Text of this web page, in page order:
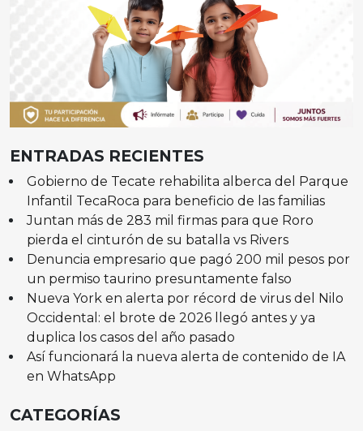
ENTRADAS RECIENTES
Gobierno de Tecate rehabilita alberca del Parque
Infantil TecaRoca para beneficio de las familias
Juntan más de 283 mil firmas para que Roro
pierda el cinturón de su batalla vs Rivers
Denuncia empresario que pagó 200 mil pesos por
un permiso taurino presuntamente falso
Nueva York en alerta por récord de virus del Nilo
Occidental: el brote de 2026 llegó antes y ya
duplica los casos del año pasado
Así funcionará la nueva alerta de contenido de IA
en WhatsApp
CATEGORÍAS